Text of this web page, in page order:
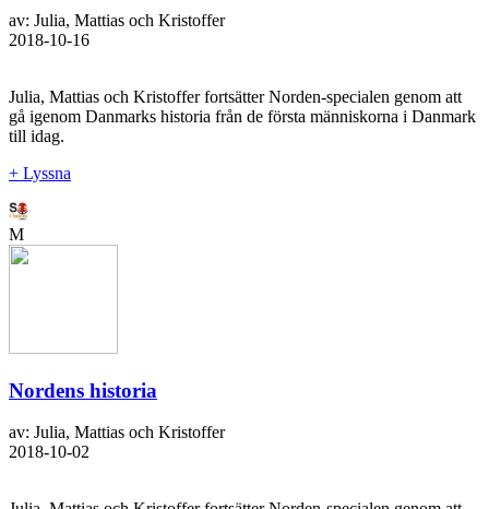
av: Julia, Mattias och Kristoffer
2018-10-16
Julia, Mattias och Kristoffer fortsätter Norden-specialen genom att
gå igenom Danmarks historia från de första människorna i Danmark
till idag.
+ Lyssna
M
Nordens historia
av: Julia, Mattias och Kristoffer
2018-10-02